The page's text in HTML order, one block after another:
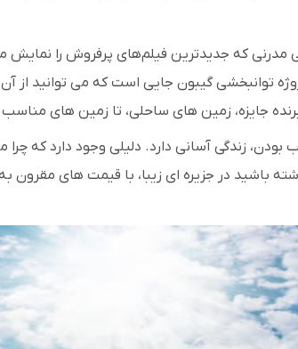
که جدیدترین فیلم‌های پرفروش را نمایش
گیبون جایی است که می توانید از آن
زندگی آسانی دارد. دلیلی وجود دارد که
باشید در جزیره ای زیبا، با قیمت های